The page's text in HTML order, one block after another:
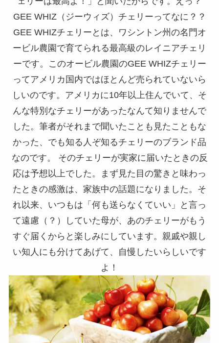
GEE WHIZ（ジーウィズ）チェリーってなに？？
GEE WHIZチェリーとは、ワシントン州の名門オ
ービル農園で育てられる最高級のレイニアチェリ
ーです。このオービル農園のGEE WHIZチェリー
ってアメリカ国内ではほとんど売られていないら
しいのです。アメリカに10年以上住んでいて、そ
んな特別なチェリーがあったなんて知りませんで
した。筆者がそれまで聞いたことも見たこともな
かった、でも知る人ぞ知るチェリーのブランド品
なのです。 そのチェリーが実家に届いたときの反
応は予想以上でした。まず見た目の驚きと味わっ
たときの感激は、家族中の話題になりました。そ
れ以来、いつもは「何も送らなくていい」と言っ
て遠慮（？）していた母が、あのチェリーがもう
すぐ届くからと楽しみにしています。親戚や親し
い知人にも分けてあげて、自慢したいらしいです
よ！